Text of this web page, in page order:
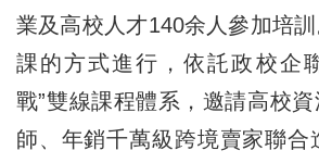
業及高校人才140余人參加培
課的方式進行，依託政校企
戰”雙線課程體系，邀請高校
師、年銷千萬級跨境賣家聯合